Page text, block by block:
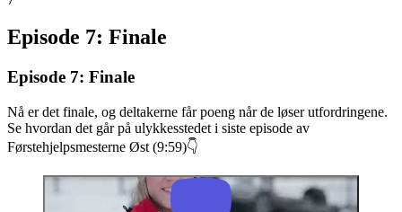
Episode 7: Finale
Episode 7: Finale
Nå er det finale, og deltakerne får poeng når de løser utfordringene.
Se hvordan det går på ulykkesstedet i siste episode av
Førstehjelpsmesterne Øst (9:59)👇